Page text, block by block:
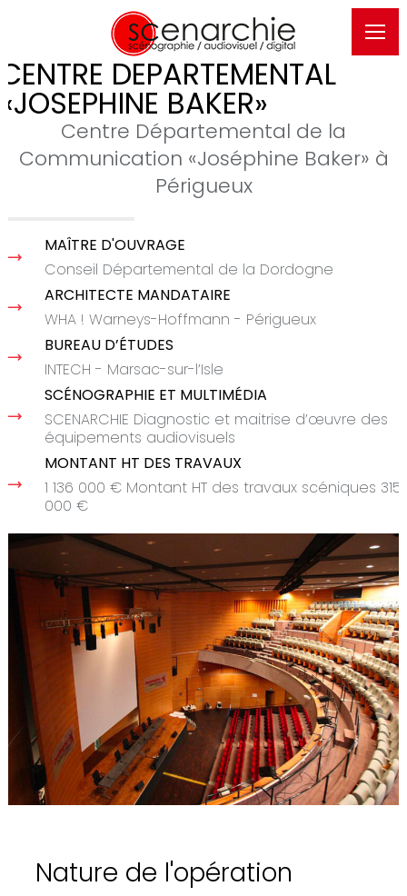
CENTRE DEPARTEMENTAL
«JOSEPHINE BAKER»
Centre Départemental de la
Communication «Joséphine Baker» à
Périgueux
MAÎTRE D'OUVRAGE
Conseil Départemental de la Dordogne
ARCHITECTE MANDATAIRE
WHA ! Warneys-Hoffmann - Périgueux
BUREAU D’ÉTUDES
INTECH - Marsac-sur-l’Isle
SCÉNOGRAPHIE ET MULTIMÉDIA
SCENARCHIE Diagnostic et maitrise d’œuvre des
équipements audiovisuels
MONTANT HT DES TRAVAUX
1 136 000 € Montant HT des travaux scéniques 315
000 €
Nature de l'opération